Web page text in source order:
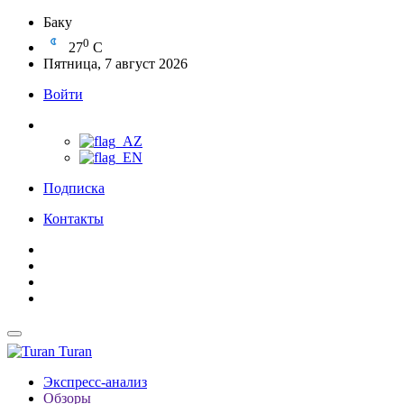
Баку
270 C
Пятница, 7 август 2026
Войти
Подписка
Контакты
Turan
Экспресс-анализ
Обзоры